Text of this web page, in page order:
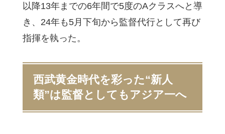
以降13年までの6年間で5度のAクラスへと導
き、24年も5月下旬から監督代行として再び
指揮を執った。
西武黄金時代を彩った“新人
類”は監督としてもアジア一へ